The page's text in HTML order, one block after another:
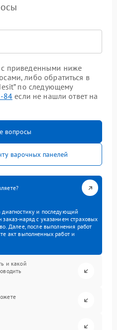
с приведенными ниже
либо обратиться в
по следующему
84 если не нашли ответ на
вопросы
варочных панелей
диагностику и последующий
заказ-наряд с указанием страховых
Далее, после выполнения работ
акт выполненных работ и
и какой